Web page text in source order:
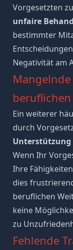
Vorgesetzten
unfaire
bestimmter
Negativität am
Ein weiterer
durch
Unterstützung
Wenn Ihr
Ihre Fähigkeiten
dies
beruflichen
keine
zu
Fehlende